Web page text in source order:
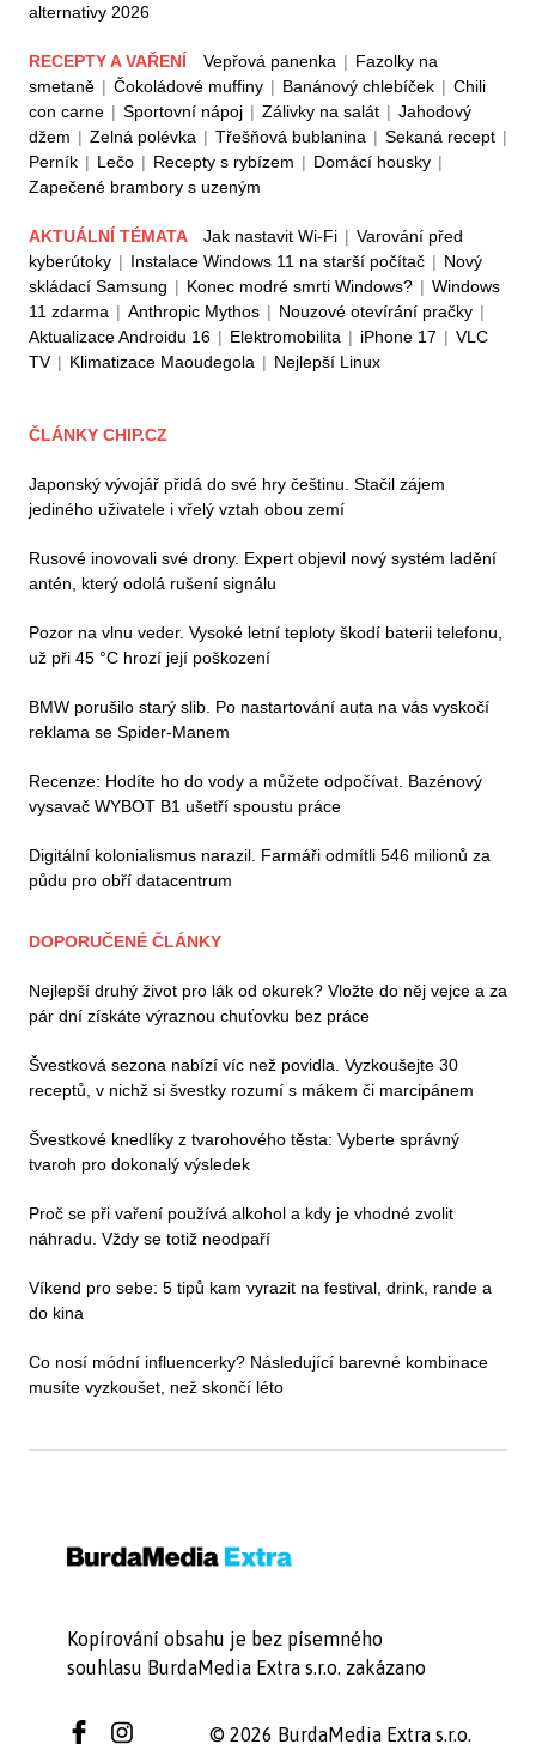
alternativy 2026
RECEPTY A VAŘENÍ Vepřová panenka | Fazolky na
smetaně | Čokoládové muffiny | Banánový chlebíček | Chili
con carne | Sportovní nápoj | Zálivky na salát | Jahodový
džem | Zelná polévka | Třešňová bublanina | Sekaná recept |
Perník | Lečo | Recepty s rybízem | Domácí housky |
Zapečené brambory s uzeným
AKTUÁLNÍ TÉMATA Jak nastavit Wi-Fi | Varování před
kyberútoky | Instalace Windows 11 na starší počítač | Nový
skládací Samsung | Konec modré smrti Windows? | Windows
11 zdarma | Anthropic Mythos | Nouzové otevírání pračky |
Aktualizace Androidu 16 | Elektromobilita | iPhone 17 | VLC
TV | Klimatizace Maoudegola | Nejlepší Linux
ČLÁNKY CHIP.CZ
Japonský vývojář přidá do své hry češtinu. Stačil zájem
jediného uživatele i vřelý vztah obou zemí
Rusové inovovali své drony. Expert objevil nový systém ladění
antén, který odolá rušení signálu
Pozor na vlnu veder. Vysoké letní teploty škodí baterii telefonu,
už při 45 °C hrozí její poškození
BMW porušilo starý slib. Po nastartování auta na vás vyskočí
reklama se Spider-Manem
Recenze: Hodíte ho do vody a můžete odpočívat. Bazénový
vysavač WYBOT B1 ušetří spoustu práce
Digitální kolonialismus narazil. Farmáři odmítli 546 milionů za
půdu pro obří datacentrum
DOPORUČENÉ ČLÁNKY
Nejlepší druhý život pro lák od okurek? Vložte do něj vejce a za
pár dní získáte výraznou chuťovku bez práce
Švestková sezona nabízí víc než povidla. Vyzkoušejte 30
receptů, v nichž si švestky rozumí s mákem či marcipánem
Švestkové knedlíky z tvarohového těsta: Vyberte správný
tvaroh pro dokonalý výsledek
Proč se při vaření používá alkohol a kdy je vhodné zvolit
náhradu. Vždy se totiž neodpaří
Víkend pro sebe: 5 tipů kam vyrazit na festival, drink, rande a
do kina
Co nosí módní influencerky? Následující barevné kombinace
musíte vyzkoušet, než skončí léto
Kopírování obsahu je bez písemného
souhlasu BurdaMedia Extra s.r.o. zakázano
© 2026 BurdaMedia Extra s.r.o.